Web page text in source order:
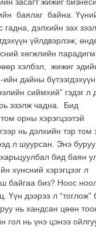
засагт жижиг
баялаг байна.
дэлхийн зах
үйлдвэрлэж,
хөгжлийн
хэлбэл, жижиг
дайны бүтээгдэхүүн
сиймхий” гэдэг л
эзэлж чадна. Бид
орны хэрэгцээтэй
нь дэлхийн тэр том
л шуурсан. Энэ
бид баян
хүнсний хэрэгцээг л
байгаа биз? Ноос
Үүн дээрээ л “тоглож”
нь хандсан цөөн
гол нь үнэ цэнээ